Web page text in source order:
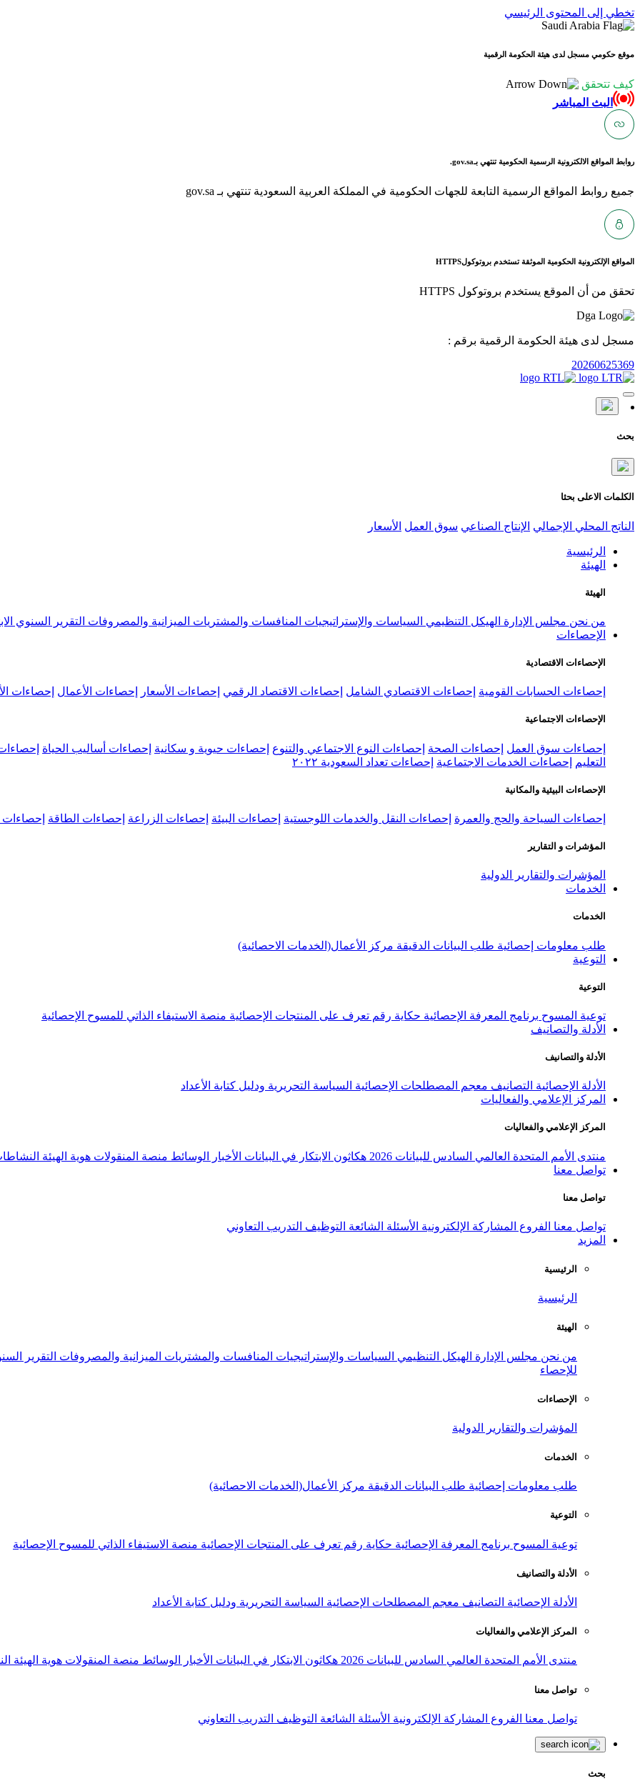
تخطي إلى المحتوى الرئيسي
موقع حكومي مسجل لدى هيئة الحكومة الرقمية
كيف تتحقق
البث المباشر
روابط المواقع الالكترونية الرسمية الحكومية تنتهي بـgov.sa.
جميع روابط المواقع الرسمية التابعة للجهات الحكومية في المملكة العربية السعودية تنتهي بـ gov.sa
المواقع الإلكترونية الحكومية الموثقة تستخدم بروتوكولHTTPS
تحقق من أن الموقع يستخدم بروتوكول HTTPS
مسجل لدى هيئة الحكومة الرقمية برقم :
20260625369
بحث
الكلمات الاعلى بحثا
الناتج المحلي الإجمالي الإنتاج الصناعي سوق العمل الأسعار
الرئيسية
الهيئة
الهيئة
من نحن مجلس الإدارة الهيكل التنظيمي السياسات والإستراتيجيات المنافسات والمشتريات الميزانية والمصروفات التقرير السنوي
الإحصاءات
الإحصاءات الاقتصادية
إحصاءات الحسابات القومية إحصاءات الاقتصادي الشامل إحصاءات الاقتصاد الرقمي إحصاءات الأسعار إحصاءات الأعمال إحصاءات
الإحصاءات الاجتماعية
إحصاءات سوق العمل إحصاءات الصحة إحصاءات النوع الاجتماعي والتنوع إحصاءات حيوية و سكانية إحصاءات أساليب الحياة
التعليم
إحصاءات الخدمات الاجتماعية إحصاءات تعداد السعودية ٢٠٢٢
الإحصاءات البيئية والمكانية
إحصاءات السياحة والحج والعمرة إحصاءات النقل والخدمات اللوجستية إحصاءات البيئة إحصاءات الزراعة إحصاءات الطاقة إحصاءات
المؤشرات و التقارير
المؤشرات والتقارير الدولية
الخدمات
الخدمات
طلب معلومات إحصائية طلب البيانات الدقيقة مركز الأعمال(الخدمات الاحصائية)
التوعية
التوعية
توعية المسوح برنامج المعرفة الإحصائية حكاية رقم تعرف على المنتجات الإحصائية منصة الاستيفاء الذاتي للمسوح الإحصائية
الأدلة والتصانيف
الأدلة والتصانيف
الأدلة الإحصائية التصانيف معجم المصطلحات الإحصائية السياسة التحريرية ودليل كتابة الأعداد
المركز الإعلامي والفعاليات
المركز الإعلامي والفعاليات
منتدى الأمم المتحدة العالمي السادس للبيانات 2026 هكاثون الابتكار في البيانات الأخبار الوسائط منصة المنقولات هوية الهيئة
تواصل معنا
تواصل معنا
تواصل معنا الفروع المشاركة الإلكترونية الأسئلة الشائعة التوظيف التدريب التعاوني
المزيد
الرئيسية
الرئيسية
الهيئة
من نحن مجلس الإدارة الهيكل التنظيمي السياسات والإستراتيجيات المنافسات والمشتريات الميزانية والمصروفات التقرير
للإحصاء
الإحصاءات
المؤشرات والتقارير الدولية
الخدمات
طلب معلومات إحصائية طلب البيانات الدقيقة مركز الأعمال(الخدمات الاحصائية)
التوعية
توعية المسوح برنامج المعرفة الإحصائية حكاية رقم تعرف على المنتجات الإحصائية منصة الاستيفاء الذاتي للمسوح الإحصائية
الأدلة والتصانيف
الأدلة الإحصائية التصانيف معجم المصطلحات الإحصائية السياسة التحريرية ودليل كتابة الأعداد
المركز الإعلامي والفعاليات
منتدى الأمم المتحدة العالمي السادس للبيانات 2026 هكاثون الابتكار في البيانات الأخبار الوسائط منصة المنقولات هوية الهيئة
تواصل معنا
تواصل معنا الفروع المشاركة الإلكترونية الأسئلة الشائعة التوظيف التدريب التعاوني
بحث